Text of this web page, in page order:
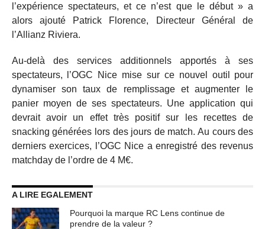
l’expérience spectateurs, et ce n’est que le début » a
alors ajouté Patrick Florence, Directeur Général de
l’Allianz Riviera.
Au-delà des services additionnels apportés à ses
spectateurs, l’OGC Nice mise sur ce nouvel outil pour
dynamiser son taux de remplissage et augmenter le
panier moyen de ses spectateurs. Une application qui
devrait avoir un effet très positif sur les recettes de
snacking générées lors des jours de match. Au cours des
derniers exercices, l’OGC Nice a enregistré des revenus
matchday de l’ordre de 4 M€.
A LIRE EGALEMENT
Pourquoi la marque RC Lens continue de
prendre de la valeur ?